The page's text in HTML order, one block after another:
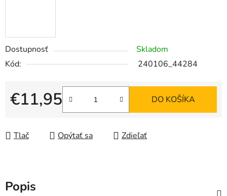
Dostupnosť
Skladom
Kód:
240106_44284
€11,95
Jednotková cena:
DO KOŠÍKA
Tlač Opýtať sa Zdieľať
Popis